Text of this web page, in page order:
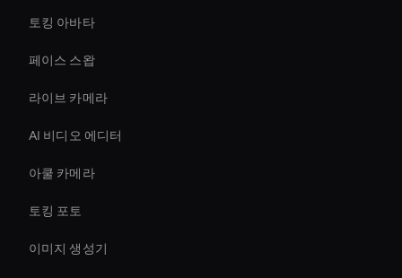
토킹 아바타
페이스 스왑
라이브 카메라
AI 비디오 에디터
아쿨 카메라
토킹 포토
이미지 생성기